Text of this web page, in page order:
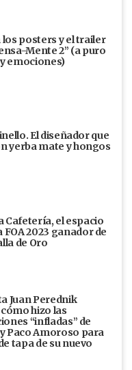
los posters y el trailer
Mente 2” (a puro
emociones)
El diseñador que
yerba mate y hongos
Cafetería, el espacio
FOA 2023 ganador de
de Oro
Juan Perednik
hizo las
“infladas” de
y Paco Amoroso para
tapa de su nuevo